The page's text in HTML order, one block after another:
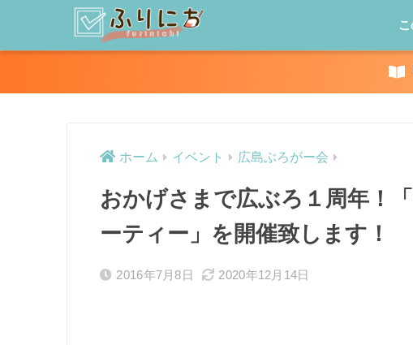
ホーム イベント 広島ぶろがー会
おかげさまで広ぶろ１周年！
ーティー」を開催致します！
2016年7月8日 2020年12月14日